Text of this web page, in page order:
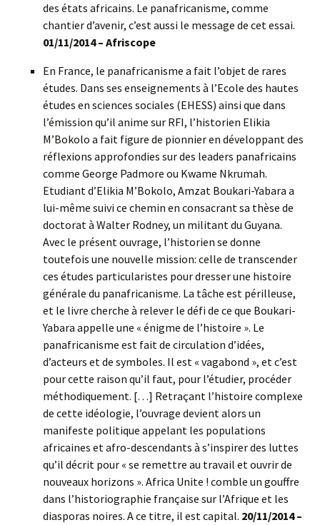
des états africains. Le panafricanisme, comme
chantier d’avenir, c’est aussi le message de cet essai.
01/11/2014 – Afriscope
En France, le panafricanisme a fait l’objet de rares
études. Dans ses enseignements à l’Ecole des hautes
études en sciences sociales (EHESS) ainsi que dans
l’émission qu’il anime sur RFI, l’historien Elikia
M’Bokolo a fait figure de pionnier en développant des
réflexions approfondies sur des leaders panafricains
comme George Padmore ou Kwame Nkrumah.
Etudiant d’Elikia M’Bokolo, Amzat Boukari-Yabara a
lui-même suivi ce chemin en consacrant sa thèse de
doctorat à Walter Rodney, un militant du Guyana.
Avec le présent ouvrage, l’historien se donne
toutefois une nouvelle mission: celle de transcender
ces études particularistes pour dresser une histoire
générale du panafricanisme. La tâche est périlleuse,
et le livre cherche à relever le défi de ce que Boukari-
Yabara appelle une « énigme de l’histoire ». Le
panafricanisme est fait de circulation d’idées,
d’acteurs et de symboles. Il est « vagabond », et c’est
pour cette raison qu’il faut, pour l’étudier, procéder
méthodiquement. […] Retraçant l’histoire complexe
de cette idéologie, l’ouvrage devient alors un
manifeste politique appelant les populations
africaines et afro-descendants à s’inspirer des luttes
qu’il décrit pour « se remettre au travail et ouvrir de
nouveaux horizons ». Africa Unite ! comble un gouffre
dans l’historiographie française sur l’Afrique et les
diasporas noires. A ce titre, il est capital. 20/11/2014 –